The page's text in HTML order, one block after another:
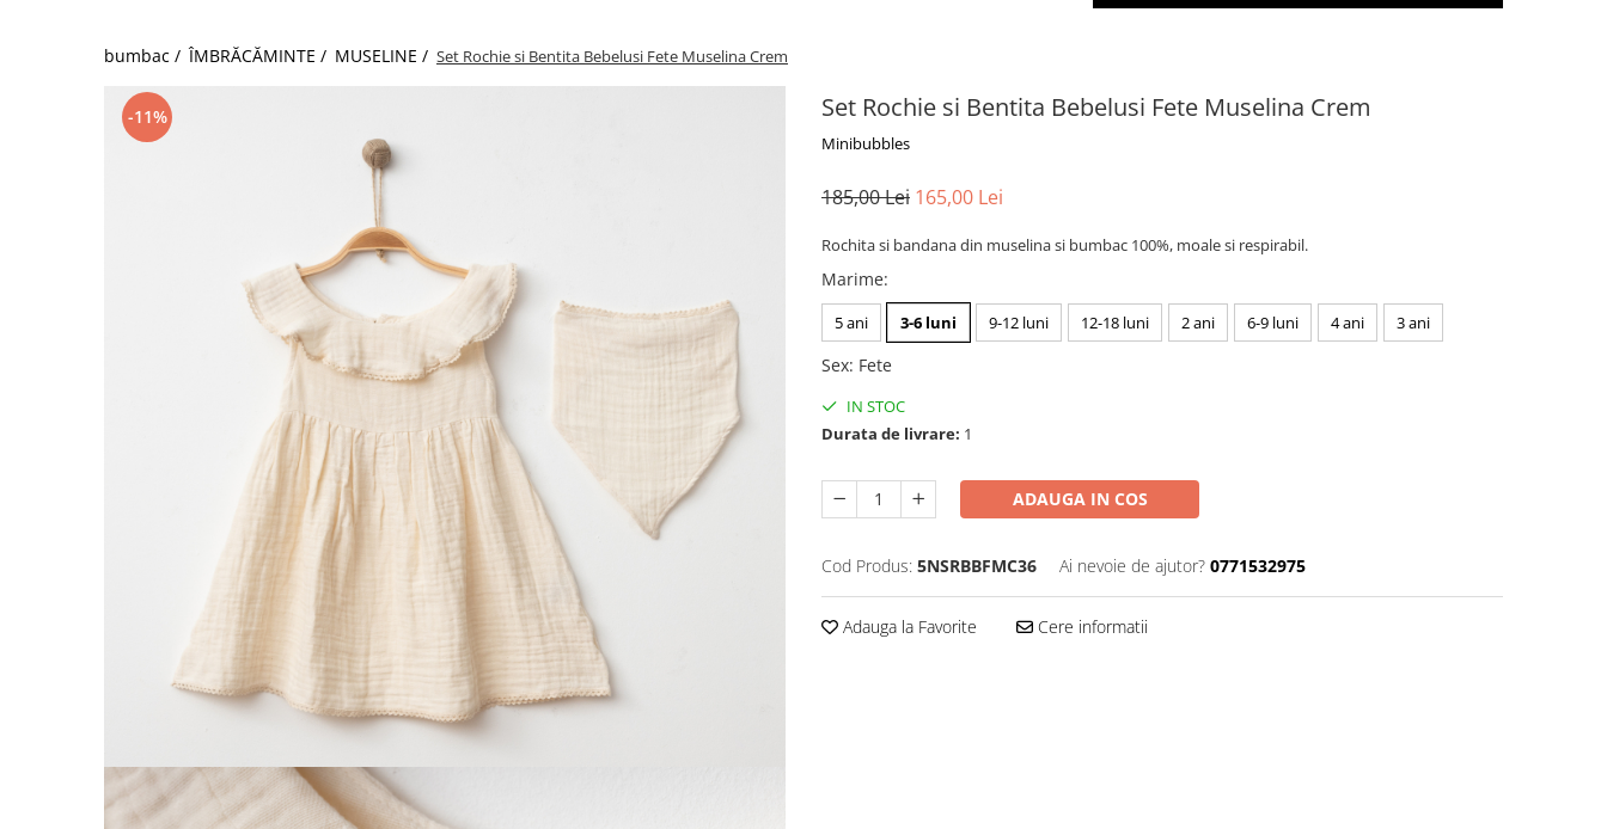
bumbac / ÎMBRĂCĂMINTE / MUSELINE / Set Rochie si Bentita Bebelusi Fete Muselina Crem
-11% Set Rochie si Bentita Bebelusi Fete Muselina Crem
Minibubbles
185,00 Lei 165,00 Lei
Rochita si bandana din muselina si bumbac 100%, moale si respirabil.
Marime:
5 ani 3-6 luni 9-12 luni 12-18 luni 2 ani 6-9 luni 4 ani 3 ani
Sex: Fete
IN STOC
Durata de livrare: 1
ADAUGA IN COS
Cod Produs: 5NSRBBFMC36 Ai nevoie de ajutor? 0771532975
Adauga la Favorite Cere informatii